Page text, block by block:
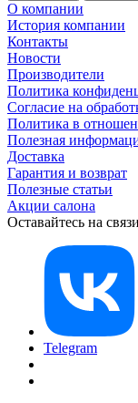
О компании
История компании
Контакты
Новости
Производители
Политика
Согласие на
Политика в
Полезная
Доставка
Гарантия и возврат
Полезные статьи
Акции салона
Оставайтесь на связи
Telegram